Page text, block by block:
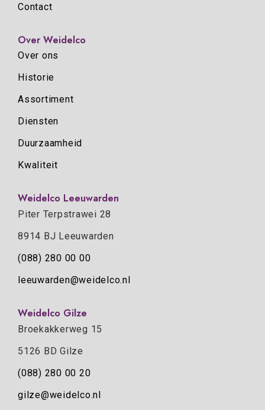
Contact
Over Weidelco
Over ons
Historie
Assortiment
Diensten
Duurzaamheid
Kwaliteit
Weidelco Leeuwarden
Piter Terpstrawei 28
8914 BJ Leeuwarden
(088) 280 00 00
leeuwarden@weidelco.nl
Weidelco Gilze
Broekakkerweg 15
5126 BD Gilze
(088) 280 00 20
gilze@weidelco.nl